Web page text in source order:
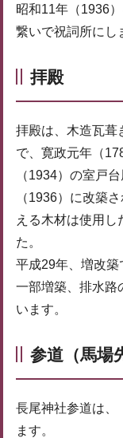
昭和11年（1936
繋いで祝詞所にし
拝殿
拝殿は、木造瓦葺
で、寛政元年（
（1934）の室戸
（1936）に改築
える木材は使用し
た。
平成29年、増改築
一部増築、排水路
います。
参道（馬場
長尾神社参道は、
ます。